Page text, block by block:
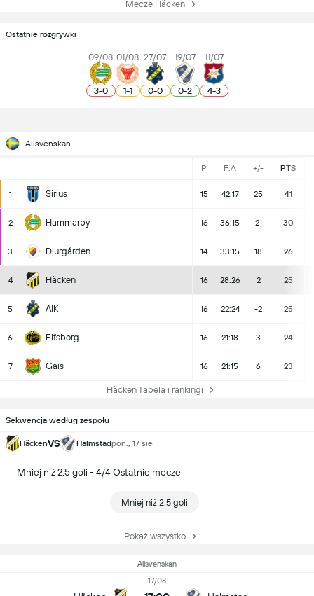
Mecze Häcken
Ostatnie rozgrywki
09/08
3-0
01/08
1-1
27/07
0-0
19/07
0-2
11/07
4-3
Allsvenskan
P F:A +/- PTS
1 Sirius 15 42:17 25 41
2 Hammarby 16 36:15 21 30
3 Djurgården 14 33:15 18 26
4 Häcken 16 28:26 2 25
5 AIK 16 22:24 -2 25
6 Elfsborg 16 21:18 3 24
7 Gais 16 21:15 6 23
Häcken Tabela i rankingi
Sekwencja według zespołu
HäckenVS Halmstadpon., 17 sie
Mniej niż 2.5 goli - 4/4 Ostatnie mecze
Mniej niż 2.5 goli
Pokaż wszystko
Allsvenskan
17/08